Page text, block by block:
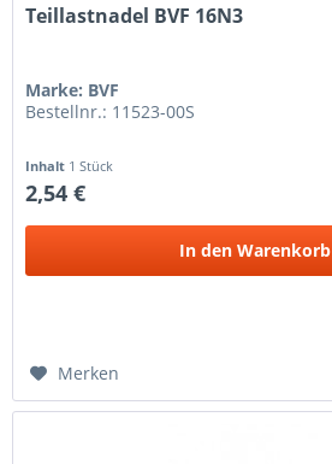
Teillastnadel BVF 16N3
Marke: BVF
Bestellnr.: 11523-00S
Inhalt 1 Stück
2,54 €
In den Warenkorb
Merken